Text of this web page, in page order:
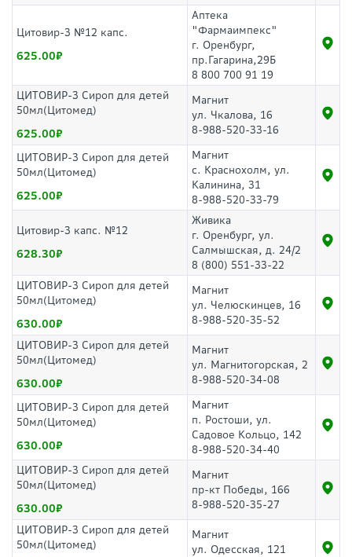
Цитовир-3 №12 капс.
625.00
Аптека
"Фармаимпекс"
г. Оренбург,
пр.Гагарина,29Б
8 800 700 91 19
ЦИТОВИР-3 Сироп для детей
50мл(Цитомед)
625.00
Магнит
ул. Чкалова, 16
8-988-520-33-16
ЦИТОВИР-3 Сироп для детей
50мл(Цитомед)
625.00
Магнит
с. Краснохолм, ул.
Калинина, 31
8-988-520-33-79
Цитовир-3 капс. №12
628.30
Живика
г. Оренбург, ул.
Салмышская, д. 24/2
8 (800) 551-33-22
ЦИТОВИР-3 Сироп для детей
50мл(Цитомед)
630.00
Магнит
ул. Челюскинцев, 16
8-988-520-35-52
ЦИТОВИР-3 Сироп для детей
50мл(Цитомед)
630.00
Магнит
ул. Магнитогорская, 2
8-988-520-34-08
ЦИТОВИР-3 Сироп для детей
50мл(Цитомед)
630.00
Магнит
п. Ростоши, ул.
Садовое Кольцо, 142
8-988-520-34-40
ЦИТОВИР-3 Сироп для детей
50мл(Цитомед)
630.00
Магнит
пр-кт Победы, 166
8-988-520-35-27
ЦИТОВИР-3 Сироп для детей
50мл(Цитомед)
Магнит
ул. Одесская, 121